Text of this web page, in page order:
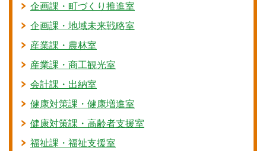
企画課・町づくり推進室
企画課・地域未来戦略室
産業課・農林室
産業課・商工観光室
会計課・出納室
健康対策課・健康増進室
健康対策課・高齢者支援室
福祉課・福祉支援室